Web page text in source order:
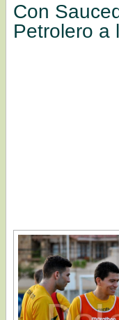
Con
Petrolero a